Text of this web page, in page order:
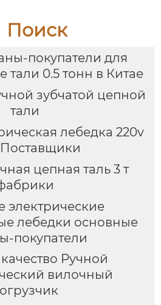
Поиск
покупатели для
тали 0.5 тонн в Китае
зубчатой цепной
тали
лебедка 220v
Поставщики
цепная таль 3 т
лебедки основные
покупатели
Ручной
вилочный